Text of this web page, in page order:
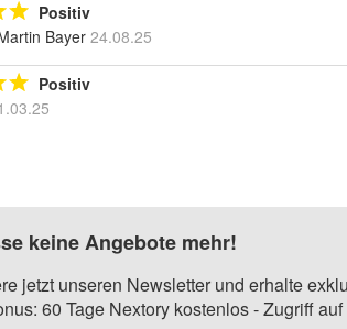
Positiv
Bayer 24.08.25
Positiv
keine Angebote mehr!
jetzt unseren Newsletter und erhalte
60 Tage Nextory kostenlos - Zugriff